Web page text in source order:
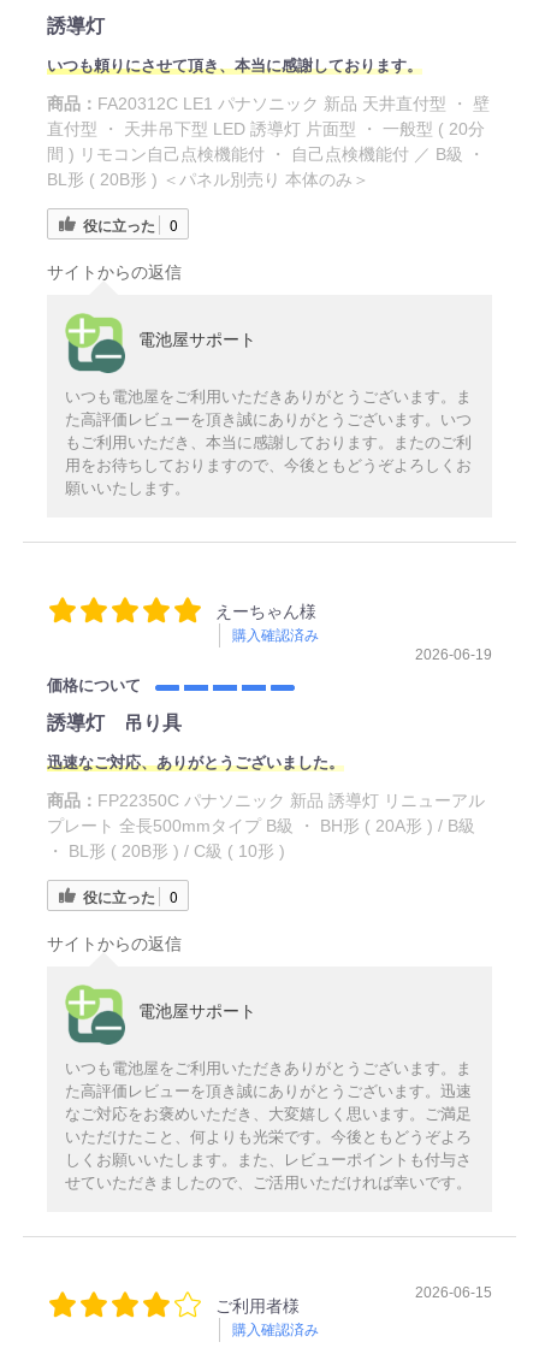
誘導灯
いつも頼りにさせて頂き、本当に感謝しております。
商品： FA20312C LE1 パナソニック 新品 天井直付型 ・ 壁
直付型 ・ 天井吊下型 LED 誘導灯 片面型 ・ 一般型 ( 20分
間 ) リモコン自己点検機能付 ・ 自己点検機能付 ／ B級 ・
BL形 ( 20B形 ) ＜パネル別売り 本体のみ＞
役に立った 0
サイトからの返信
電池屋サポート
いつも電池屋をご利用いただきありがとうございます。ま
た高評価レビューを頂き誠にありがとうございます。いつ
もご利用いただき、本当に感謝しております。またのご利
用をお待ちしておりますので、今後ともどうぞよろしくお
願いいたします。
えーちゃん様
購入確認済み
2026-06-19
価格について
誘導灯 吊り具
迅速なご対応、ありがとうございました。
商品： FP22350C パナソニック 新品 誘導灯 リニューアル
プレート 全長500mmタイプ B級 ・ BH形 ( 20A形 ) / B級
・ BL形 ( 20B形 ) / C級 ( 10形 )
役に立った 0
サイトからの返信
電池屋サポート
いつも電池屋をご利用いただきありがとうございます。ま
た高評価レビューを頂き誠にありがとうございます。迅速
なご対応をお褒めいただき、大変嬉しく思います。ご満足
いただけたこと、何よりも光栄です。今後ともどうぞよろ
しくお願いいたします。また、レビューポイントも付与さ
せていただきましたので、ご活用いただければ幸いです。
ご利用者様
購入確認済み
2026-06-15